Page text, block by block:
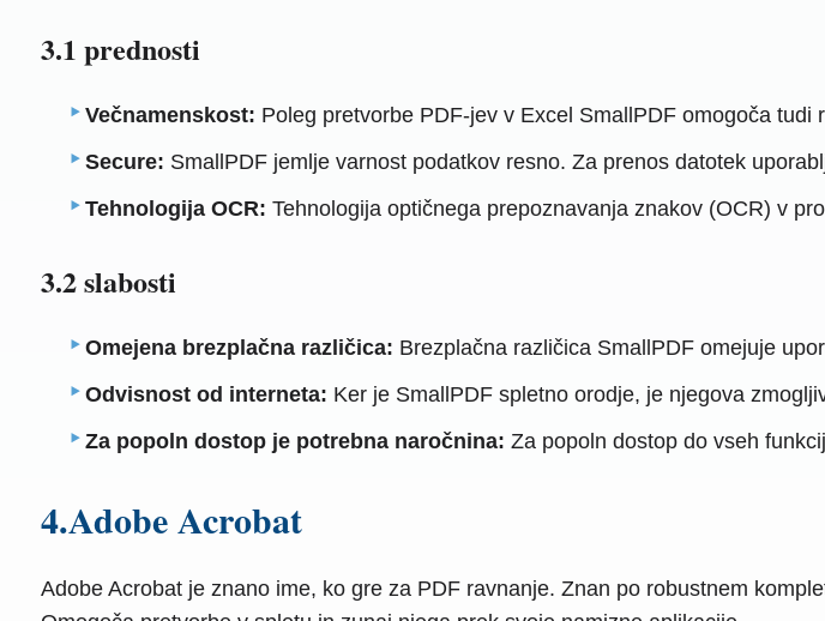
3.1 prednosti
Večnamenskost: Poleg pretvorbe PDF-jev v Excel SmallPDF omogoča
Secure: SmallPDF jemlje varnost podatkov resno. Za prenos datotek
Tehnologija OCR: Tehnologija optičnega prepoznavanja znakov (OCR) v
3.2 slabosti
Omejena brezplačna različica: Brezplačna različica SmallPDF omejuje
Odvisnost od interneta: Ker je SmallPDF spletno orodje, je njegova
Za popoln dostop je potrebna naročnina: Za popoln dostop do vseh
4.Adobe Acrobat
Adobe Acrobat je znano ime, ko gre za PDF ravnanje. Znan po robustnem